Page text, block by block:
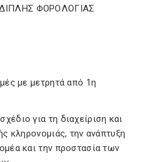
με μετρητά από 1η
για τη διαχείριση και
κληρονομιάς, την ανάπτυξη
και την προστασία των
ΦΟΡΟΛΟΓΙΑΣ